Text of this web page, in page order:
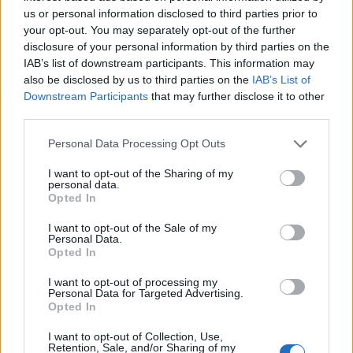
us or personal information disclosed to third parties prior to
your opt-out. You may separately opt-out of the further
disclosure of your personal information by third parties on the
IAB’s list of downstream participants. This information may
also be disclosed by us to third parties on the IAB’s List of
Downstream Participants that may further disclose it to other
Personal Data Processing Opt Outs
I want to opt-out of the Sharing of my
personal data.
Opted In
I want to opt-out of the Sale of my
Personal Data.
Opted In
I want to opt-out of processing my
Personal Data for Targeted Advertising.
Opted In
I want to opt-out of Collection, Use,
Retention, Sale, and/or Sharing of my
2026-os nyári adóváltozások: fontos változások, de
ez még csak a kezdet
Az Országgyűlés 2026. július 28-án elfogadta a
Helyreállítási és Ellenállóképességi Tervhez (RRF), egyes
kormányprogramokhoz és kormányhatározatokhoz
kapcsolódó adóintézkedésekről, v
CHIKANSPLANET
legtöbb helyen még mindig nem ültetnek eleget
A városi hőségnek évente 350 ezren esnek áldozatául. Két
friss kutatás egybehangzó eredménye szerint a fakorona
akár a városi hőszigethatás felét is semlegesítheti
Csúcsidőben drágább áram?
felháborítóan hangzanak, de jobban megnézve
összességében jobb kimenethez vezetnek. Az igaz, hogy
Clorox Company - elemzés